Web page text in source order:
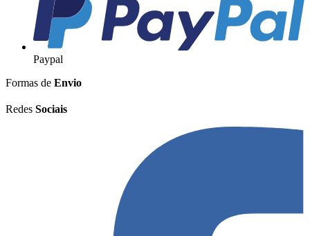
Paypal
Formas de Envio
Redes Sociais